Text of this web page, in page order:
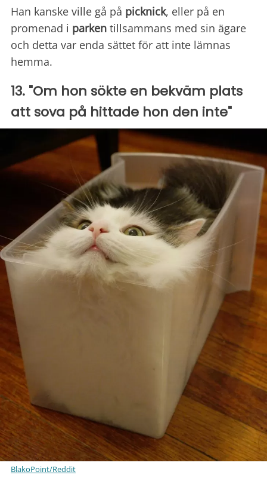
Han kanske ville gå på picknick, eller på en
promenad i parken tillsammans med sin ägare
och detta var enda sättet för att inte lämnas
hemma.
13. "Om hon sökte en bekväm plats
att sova på hittade hon den inte"
BlakoPoint/Reddit